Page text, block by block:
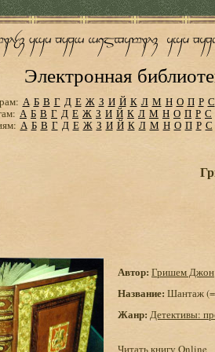
Электронная
А Б В Г Д Е Ж З И Й К Л М Н О П Р С
А Б В Г Д Е Ж З И Й К Л М Н О П Р С
А Б В Г Д Е Ж З И Й К Л М Н О П Р С
Автор: Гришем Джон
Название: Шантаж (=
Жанр: Детективы:
Читать книгу Online